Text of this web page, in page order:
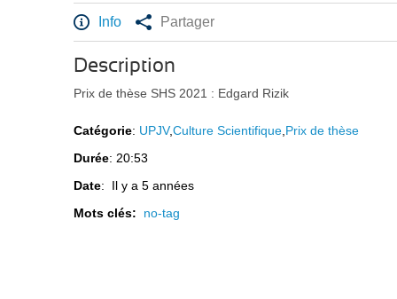
Info Partager
Description
Prix de thèse SHS 2021 : Edgard Rizik
Catégorie: UPJV,Culture Scientifique Prix de thèse
Durée: 20:53
Date: Il y a 5 années
Mots clés: no-tag